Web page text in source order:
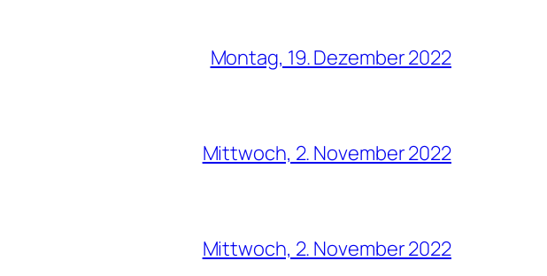
Montag, 19. Dezember 2022
Mittwoch, 2. November 2022
Mittwoch, 2. November 2022